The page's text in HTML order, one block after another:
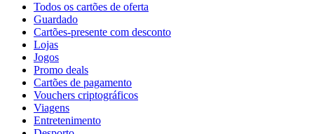
Todos os cartões de oferta
Guardado
Cartões-presente com desconto
Lojas
Jogos
Promo deals
Cartões de pagamento
Vouchers criptográficos
Viagens
Entretenimento